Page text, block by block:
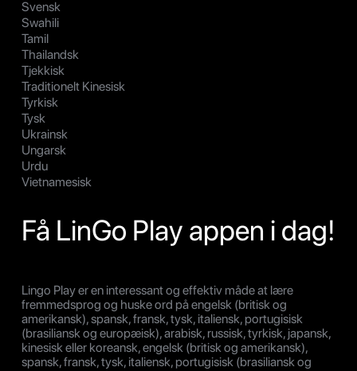
Svensk
Swahili
Tamil
Thailandsk
Tjekkisk
Traditionelt Kinesisk
Tyrkisk
Tysk
Ukrainsk
Ungarsk
Urdu
Vietnamesisk
Få LinGo Play appen i dag!
Lingo Play er en interessant og effektiv måde at lære
fremmedsprog og huske ord på engelsk (britisk og
amerikansk), spansk, fransk, tysk, italiensk, portugisisk
(brasiliansk og europæisk), arabisk, russisk, tyrkisk, japansk,
kinesisk eller koreansk, engelsk (britisk og amerikansk),
spansk, fransk, tysk, italiensk, portugisisk (brasiliansk og